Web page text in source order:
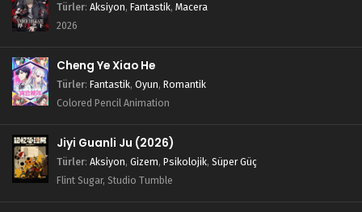
Türler: Aksiyon, Fantastik, Macera
2026
Cheng Ye Xiao He
Türler: Fantastik, Oyun, Romantik
Colored Pencil Animation
Jiyi Guanli Ju (2026)
Türler: Aksiyon, Gizem, Psikolojik, Süper Güç
Flint Sugar, Studio Tumble